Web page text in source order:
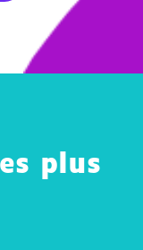
plus